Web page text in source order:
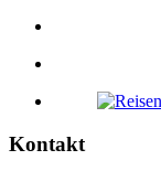
Kontakt